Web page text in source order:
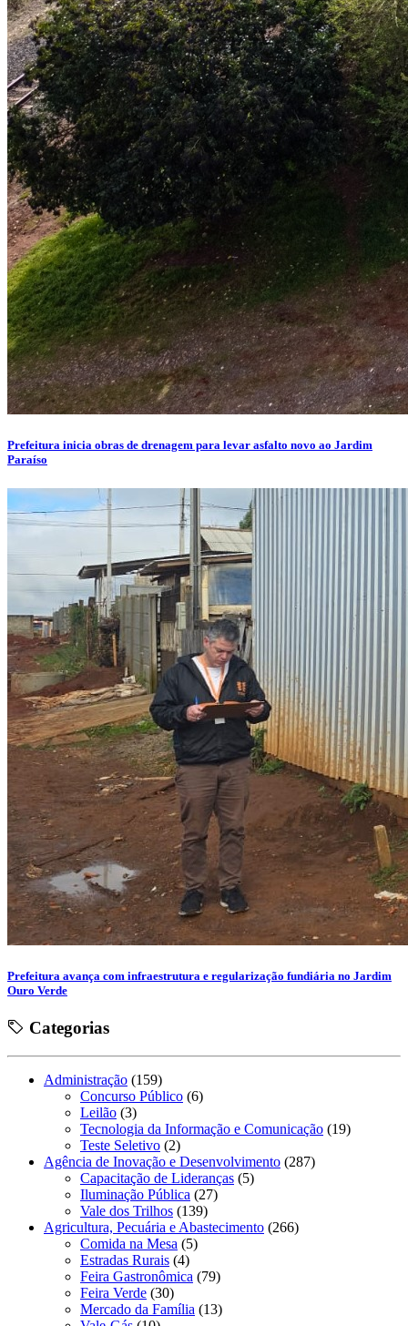
Prefeitura inicia obras de drenagem para levar asfalto novo ao Jardim
Paraíso
Prefeitura avança com infraestrutura e regularização fundiária no Jardim
Ouro Verde
Categorias
Administração (159)
Concurso Público (6)
Leilão (3)
Tecnologia da Informação e Comunicação (19)
Teste Seletivo (2)
Agência de Inovação e Desenvolvimento (287)
Capacitação de Lideranças (5)
Iluminação Pública (27)
Vale dos Trilhos (139)
Agricultura, Pecuária e Abastecimento (266)
Comida na Mesa (5)
Estradas Rurais (4)
Feira Gastronômica (79)
Feira Verde (30)
Mercado da Família (13)